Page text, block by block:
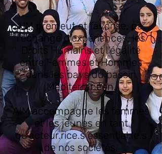
AIM promeut et favorise, par
l'échange d'expériences, les
Droits Humains et l'égalité
entre Femmes et Hommes
dans les pays du bassin
Méditerranéen.
AIM accompagne les femmes
et les jeunes en tant
qu'acteur.rice.s essentiel.le.s
de nos sociétés.